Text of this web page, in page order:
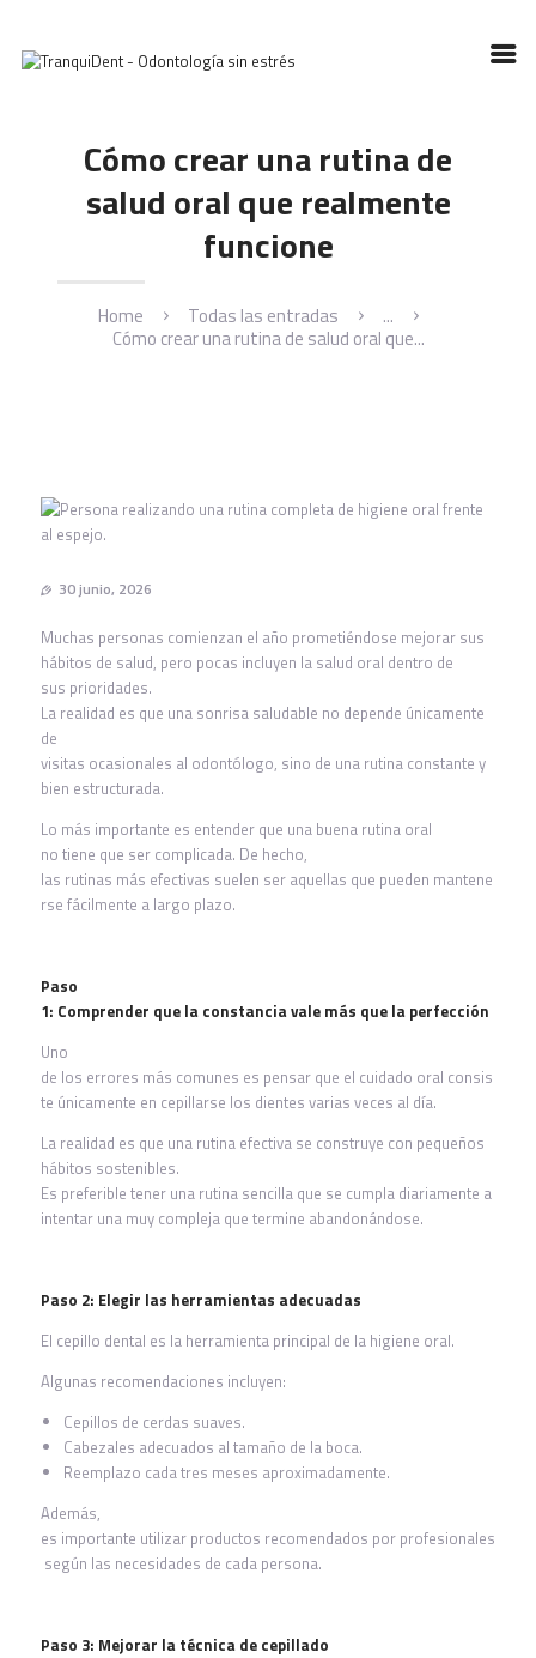
Cómo crear una rutina de
salud oral que realmente
funcione
Home Todas las entradas
...
Cómo crear una rutina de salud oral que...
HOME
SOBRE TRANQUIDENT
SERVICIOS
NUESTROS ARTÍCULOS
30 junio, 2026
Muchas personas comienzan el año prometiéndose mejorar sus
hábitos de salud, pero pocas incluyen la salud oral dentro de
sus prioridades.
La realidad es que una sonrisa saludable no depende únicamente
de
visitas ocasionales al odontólogo, sino de una rutina constante y
bien estructurada.
Lo más importante es entender que una buena rutina oral
no tiene que ser complicada. De hecho,
las rutinas más efectivas suelen ser aquellas que pueden mantene
rse fácilmente a largo plazo.
Paso
1: Comprender que la constancia vale más que la perfección
Uno
de los errores más comunes es pensar que el cuidado oral consis
te únicamente en cepillarse los dientes varias veces al día.
La realidad es que una rutina efectiva se construye con pequeños
hábitos sostenibles.
Es preferible tener una rutina sencilla que se cumpla diariamente a
intentar una muy compleja que termine abandonándose.
Paso 2: Elegir las herramientas adecuadas
El cepillo dental es la herramienta principal de la higiene oral.
Algunas recomendaciones incluyen:
Cepillos de cerdas suaves.
Cabezales adecuados al tamaño de la boca.
Reemplazo cada tres meses aproximadamente.
Además,
es importante utilizar productos recomendados por profesionales
según las necesidades de cada persona.
Paso 3: Mejorar la técnica de cepillado